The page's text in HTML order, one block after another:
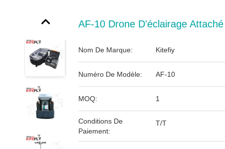
AF-10 Drone D'éclairage Attaché
Nom De Marque: Kitefiy
Numéro De Modèle: AF-10
MOQ: 1
Conditions De
Paiement:
T/T